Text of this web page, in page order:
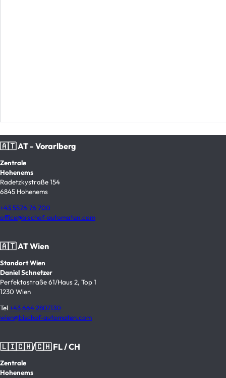
🇦🇹 AT - Vorarlberg
Zentrale
Hohenems
Radetzkystraße 154
6845 Hohenems
+43 5576 76 700
office@bischof-automaten.com
🇦🇹 AT Wien
Standort Wien
Daniel Schnetzer
Perfektastraße 61/Haus 2, Top 1
1230 Wien
Tel +43 664 2807130
wien@bischof-automaten.com
🇱🇮🇨🇭/🇨🇭 FL / CH
Zentrale
Hohenems